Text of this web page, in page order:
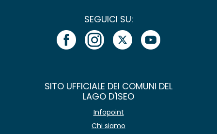
SEGUICI SU:
SITO UFFICIALE DEI COMUNI DEL
LAGO D'ISEO
Infopoint
Chi siamo